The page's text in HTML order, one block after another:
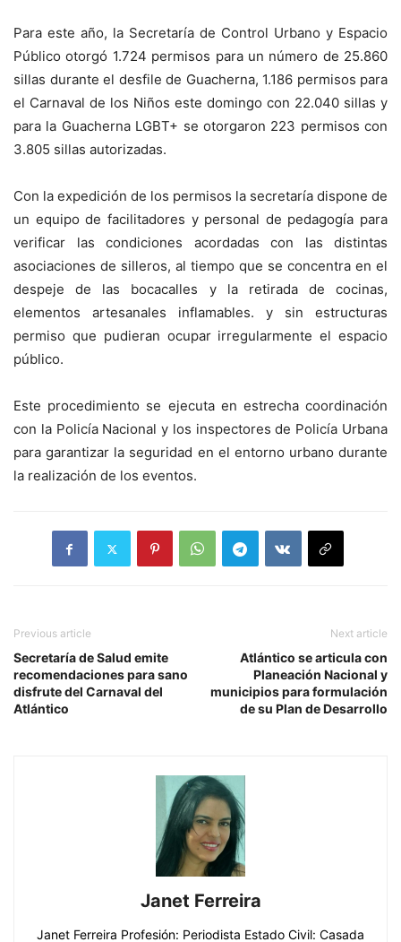
Para este año, la Secretaría de Control Urbano y Espacio
Público otorgó 1.724 permisos para un número de 25.860
sillas durante el desfile de Guacherna, 1.186 permisos para
el Carnaval de los Niños este domingo con 22.040 sillas y
para la Guacherna LGBT+ se otorgaron 223 permisos con
3.805 sillas autorizadas.
Con la expedición de los permisos la secretaría dispone de
un equipo de facilitadores y personal de pedagogía para
verificar las condiciones acordadas con las distintas
asociaciones de silleros, al tiempo que se concentra en el
despeje de las bocacalles y la retirada de cocinas,
elementos artesanales inflamables. y sin estructuras
permiso que pudieran ocupar irregularmente el espacio
público.
Este procedimiento se ejecuta en estrecha coordinación
con la Policía Nacional y los inspectores de Policía Urbana
para garantizar la seguridad en el entorno urbano durante
la realización de los eventos.
Previous article
Secretaría de Salud emite
recomendaciones para sano
disfrute del Carnaval del
Atlántico
Next article
Atlántico se articula con
Planeación Nacional y
municipios para formulación
de su Plan de Desarrollo
Janet Ferreira
Janet Ferreira Profesión: Periodista Estado Civil: Casada